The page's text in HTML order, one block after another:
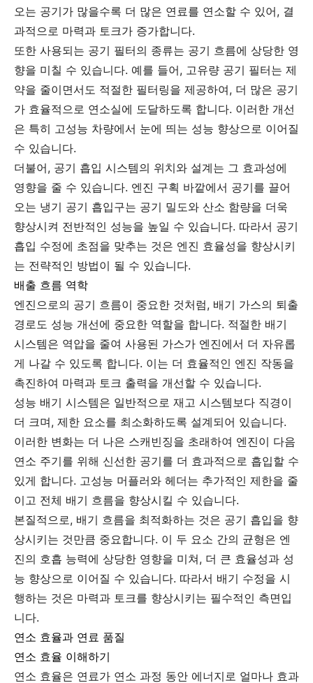
오는 공기가 많을수록 더 많은 연료를 연소할 수 있어, 결
과적으로 마력과 토크가 증가합니다.
또한 사용되는 공기 필터의 종류는 공기 흐름에 상당한 영
향을 미칠 수 있습니다. 예를 들어, 고유량 공기 필터는 제
약을 줄이면서도 적절한 필터링을 제공하여, 더 많은 공기
가 효율적으로 연소실에 도달하도록 합니다. 이러한 개선
은 특히 고성능 차량에서 눈에 띄는 성능 향상으로 이어질
수 있습니다.
더불어, 공기 흡입 시스템의 위치와 설계는 그 효과성에
영향을 줄 수 있습니다. 엔진 구획 바깥에서 공기를 끌어
오는 냉기 공기 흡입구는 공기 밀도와 산소 함량을 더욱
향상시켜 전반적인 성능을 높일 수 있습니다. 따라서 공기
흡입 수정에 초점을 맞추는 것은 엔진 효율성을 향상시키
는 전략적인 방법이 될 수 있습니다.
배출 흐름 역학
엔진으로의 공기 흐름이 중요한 것처럼, 배기 가스의 퇴출
경로도 성능 개선에 중요한 역할을 합니다. 적절한 배기
시스템은 역압을 줄여 사용된 가스가 엔진에서 더 자유롭
게 나갈 수 있도록 합니다. 이는 더 효율적인 엔진 작동을
촉진하여 마력과 토크 출력을 개선할 수 있습니다.
성능 배기 시스템은 일반적으로 재고 시스템보다 직경이
더 크며, 제한 요소를 최소화하도록 설계되어 있습니다.
이러한 변화는 더 나은 스캐빈징을 초래하여 엔진이 다음
연소 주기를 위해 신선한 공기를 더 효과적으로 흡입할 수
있게 합니다. 고성능 머플러와 헤더는 추가적인 제한을 줄
이고 전체 배기 흐름을 향상시킬 수 있습니다.
본질적으로, 배기 흐름을 최적화하는 것은 공기 흡입을 향
상시키는 것만큼 중요합니다. 이 두 요소 간의 균형은 엔
진의 호흡 능력에 상당한 영향을 미쳐, 더 큰 효율성과 성
능 향상으로 이어질 수 있습니다. 따라서 배기 수정을 시
행하는 것은 마력과 토크를 향상시키는 필수적인 측면입
니다.
연소 효율과 연료 품질
연소 효율 이해하기
연소 효율은 연료가 연소 과정 동안 에너지로 얼마나 효과